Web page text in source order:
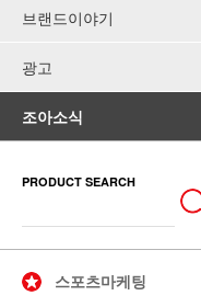
브랜드이야기
광고
조아소식
PRODUCT SEARCH
스포츠마케팅